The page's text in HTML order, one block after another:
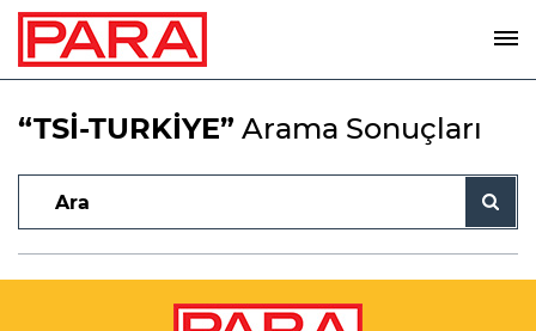
“TSİ-TURKİYE” Arama Sonuçları